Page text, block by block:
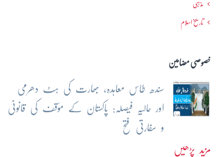
مذہبی
تاریخ اسلام
خصوصی مضامین
سندھ طاس معاہدہ، بھارت کی ہٹ دھرمی
اور حالیہ فیصلہ: پاکستان کے مؤقف کی قانونی
و سفارتی فتح
مزید پڑھیں